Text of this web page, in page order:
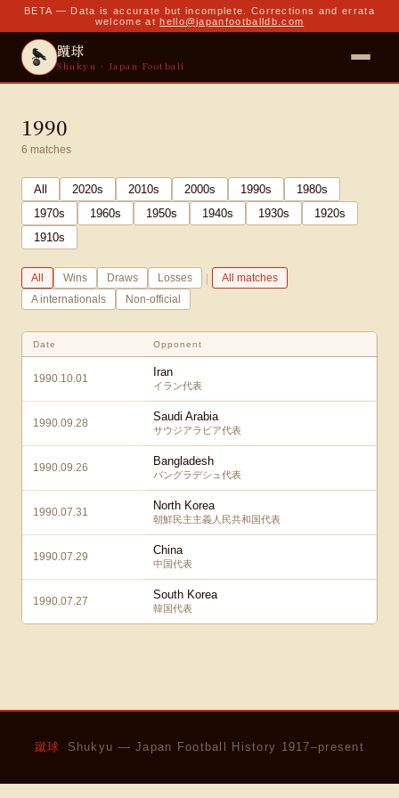
BETA — Data is accurate but incomplete. Corrections and errata
welcome at hello@japanfootballdb.com
蹴球
Shukyu · Japan Football
1990
6 matches
All 2020s 2010s 2000s 1990s 1980s
1970s 1960s 1950s 1940s 1930s 1920s
1910s
All Wins Draws Losses |
All matches
A internationals
Non-official
Date Opponent
1990.10.01 Iran
イラン代表
1990.09.28 Saudi Arabia
サウジアラビア代表
1990.09.26 Bangladesh
バングラデシュ代表
1990.07.31 North Korea
朝鮮民主主義人民共和国代表
1990.07.29 China
中国代表
1990.07.27 South Korea
韓国代表
蹴球 Shukyu — Japan Football History 1917–present